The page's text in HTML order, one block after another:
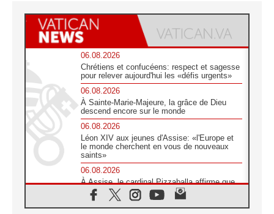
06.08.2026
Chrétiens et confucéens: respect et sagesse
pour relever aujourd'hui les «défis urgents»
06.08.2026
À Sainte-Marie-Majeure, la grâce de Dieu
descend encore sur le monde
06.08.2026
Léon XIV aux jeunes d'Assise: «l'Europe et
le monde cherchent en vous de nouveaux
saints»
06.08.2026
À Assise, le cardinal Pizzaballa affirme que
«les chrétiens veulent la paix»
06.08.2026